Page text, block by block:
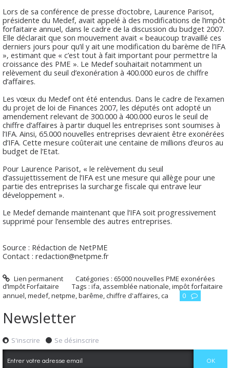
Lors de sa conférence de presse d’octobre, Laurence Parisot,
présidente du Medef, avait appelé à des modifications de l’impôt
forfaitaire annuel, dans le cadre de la discussion du budget 2007.
Elle déclarait que son mouvement avait « beaucoup travaillé ces
derniers jours pour qu’il y ait une modification du barème de l’IFA
», estimant que « c’est tout à fait important pour permettre la
croissance des PME ». Le Medef souhaitait notamment un
relèvement du seuil d’exonération à 400.000 euros de chiffre
d’affaires.
Les vœux du Medef ont été entendus. Dans le cadre de l’examen
du projet de loi de Finances 2007, les députés ont adopté un
amendement relevant de 300.000 à 400.000 euros le seuil de
chiffre d’affaires à partir duquel les entreprises sont soumises à
l’IFA. Ainsi, 65.000 nouvelles entreprises devraient être exonérées
d’IFA. Cette mesure coûterait une centaine de millions d’euros au
budget de l’Etat.
Pour Laurence Parisot, « le relèvement du seuil
d’assujettissement de l’IFA est une mesure qui allège pour une
partie des entreprises la surcharge fiscale qui entrave leur
développement ».
Le Medef demande maintenant que l’IFA soit progressivement
supprimé pour l’ensemble des autres entreprises.
Source : Rédaction de NetPME
Contact : redaction@netpme.fr
Lien permanent Catégories : 65000 nouvelles PME exonérées
d’Impôt Forfaitaire
Tags : ifa assemblée nationale impôt forfaitaire
annuel medef, netpme barême chiffre d'affaires ca 0
Newsletter
S'inscrire Se désinscrire